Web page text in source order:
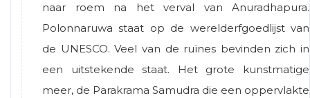
naar roem na het verval van Anuradhapura.
Polonnaruwa staat op de werelderfgoedlijst van
de UNESCO. Veel van de ruïnes bevinden zich in
een uitstekende staat. Het grote kunstmatige
meer, de Parakrama Samudra die een oppervlakte